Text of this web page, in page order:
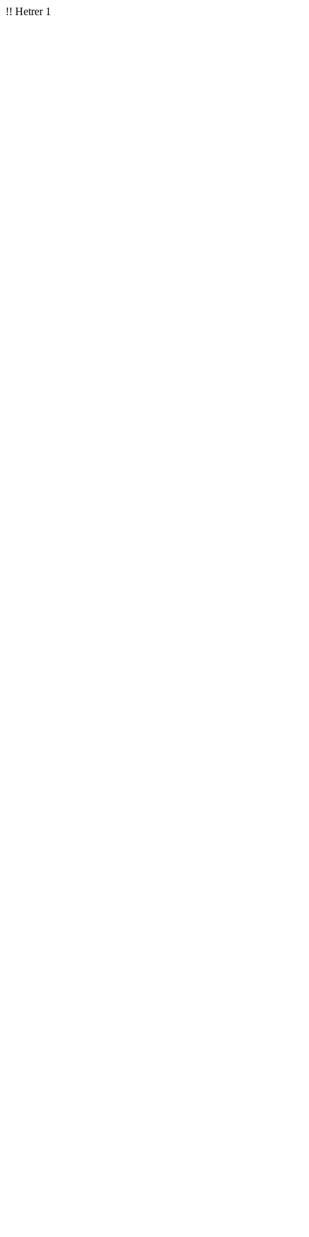
!! Hetrer 1